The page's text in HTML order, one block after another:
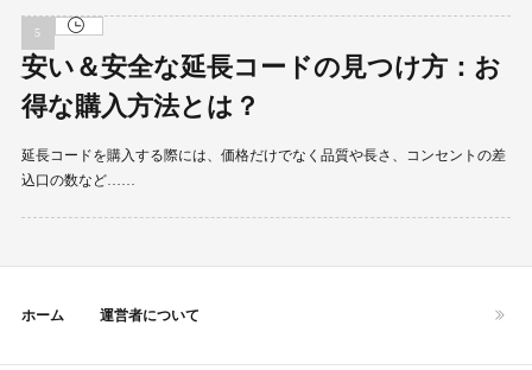
安い＆安全な延長コードの見つけ方：お
得な購入方法とは？
延長コードを購入する際には、価格だけでなく品質や長さ、コンセントの差
込口の数など……
ホーム 運営者について